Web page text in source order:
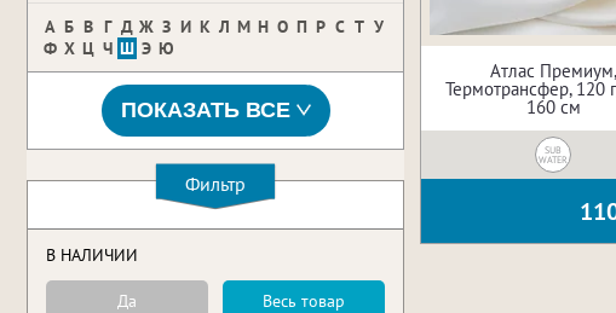
А Б В Г Д Ж З И К Л М Н О П Р С Т У
Ф Х Ц Ч Ш Э Ю
ПОКАЗАТЬ ВСЕ
Фильтр
В НАЛИЧИИ
Да Весь товар
Атлас Премиум,
Термотрансфер, 120
160 см
SUB
WATER